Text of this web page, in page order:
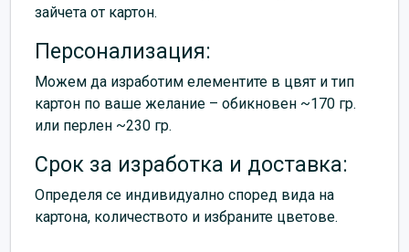
зайчета от картон.
Персонализация:
Можем да изработим елементите в цвят и тип
картон по ваше желание – обикновен ~170 гр.
или перлен ~230 гр.
Срок за изработка и доставка:
Определя се индивидуално според вида на
картона, количеството и избраните цветове.